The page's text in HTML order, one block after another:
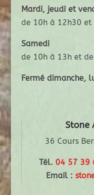
Mardi, jeudi et
de 10h à 12h30 et
Samedi
de 10h à 13h et
Fermé dimanche,
Stone
36 Cours
Tél. 04 57 39
Email :